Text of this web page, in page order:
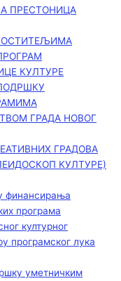
ПРЕСТОНИЦА
КУЛТУРЕ
ГРАДА НОВОГ
ГРАДОВА
КУЛТУРЕ)
финансирања
програма
културног
програмског лука
уметничким